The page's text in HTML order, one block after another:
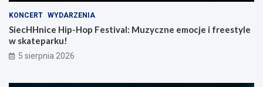
KONCERT WYDARZENIA
SiecHHnice Hip-Hop Festival: Muzyczne emocje i freestyle
w skateparku!
5 sierpnia 2026